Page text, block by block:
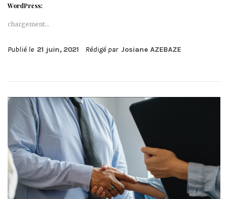
WordPress:
chargement…
Publié le 21 juin, 2021 Rédigé par Josiane AZEBAZE